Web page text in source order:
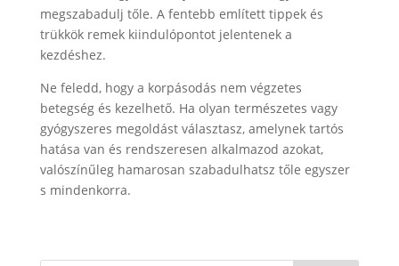
megszabadulj tőle. A fentebb említett tippek és
trükkök remek kiindulópontot jelentenek a
kezdéshez.
Ne feledd, hogy a korpásodás nem végzetes
betegség és kezelhető. Ha olyan természetes vagy
gyógyszeres megoldást választasz, amelynek tartós
hatása van és rendszeresen alkalmazod azokat,
valószínűleg hamarosan szabadulhatsz tőle egyszer
s mindenkorra.